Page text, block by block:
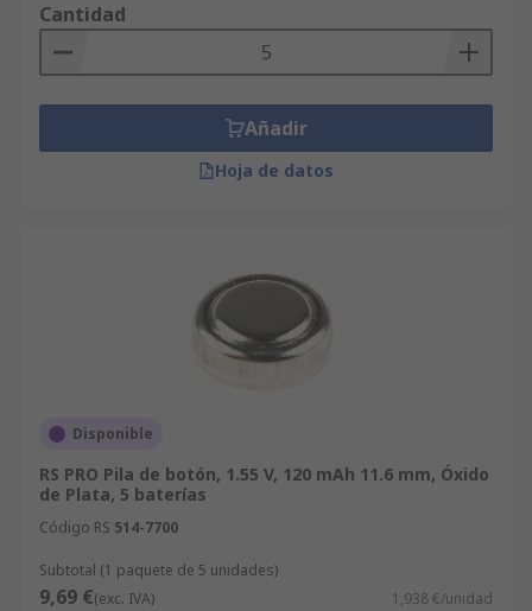
Cantidad
Añadir
Hoja de datos
Disponible
RS PRO Pila de botón, 1.55 V, 120 mAh 11.6 mm, Óxido
de Plata, 5 baterías
Código RS 514-7700
Subtotal (1 paquete de 5 unidades)
9,69 €(exc. IVA) 1,938 €/unidad